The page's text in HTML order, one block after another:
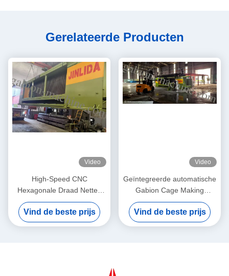
Gerelateerde Producten
Video
High-Speed CNC
Hexagonale Draad Netten
Machine JINLIDA Gabion
Mesh Machine Manufacturer
Vind de beste prijs
Video
Geïntegreerde automatische
Gabion Cage Making
Machine: industriële
assemblagelijn voor snelle
Gabion Basket Productie
Vind de beste prijs